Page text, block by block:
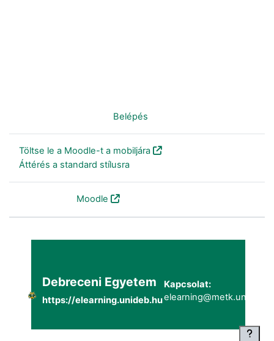
Belépés
Töltse le a Moodle-t a mobiljára
Áttérés a standard stílusra
Moodle
Debreceni Egyetem
https://elearning.unideb.hu
Kapcsolat: